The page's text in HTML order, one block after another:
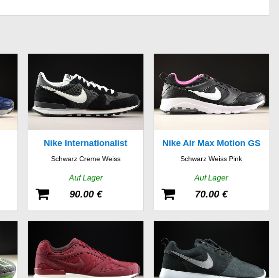
Nike Internationalist
Schwarz Creme Weiss
Auf Lager
90.00 €
Nike Air Max Motion GS
Schwarz Weiss Pink
Auf Lager
70.00 €